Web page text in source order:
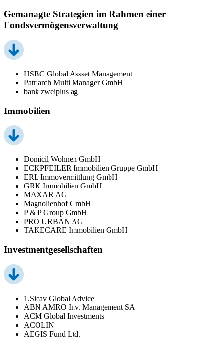
Gemanagte Strategien im Rahmen einer
Fondsvermögensverwaltung
HSBC Global Assset Management
Patriarch Multi Manager GmbH
bank zweiplus ag
Immobilien
Domicil Wohnen GmbH
ECKPFEILER Immobilien Gruppe GmbH
ERL Immovermittlung GmbH
GRK Immobilien GmbH
MAXAR AG
Magnolienhof GmbH
P & P Group GmbH
PRO URBAN AG
TAKECARE Immobilien GmbH
Investmentgesellschaften
1.Sicav Global Advice
ABN AMRO Inv. Management SA
ACM Global Investments
ACOLIN
AEGIS Fund Ltd.